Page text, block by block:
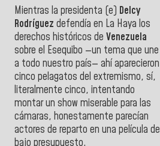
Mientras la presidenta (e) Delcy
Rodríguez defendía en La Haya los
derechos históricos de Venezuela
sobre el Esequibo —un tema que une
a todo nuestro país— ahí aparecieron
cinco pelagatos del extremismo, sí,
literalmente cinco, intentando
montar un show miserable para las
cámaras, honestamente parecían
actores de reparto en una película de